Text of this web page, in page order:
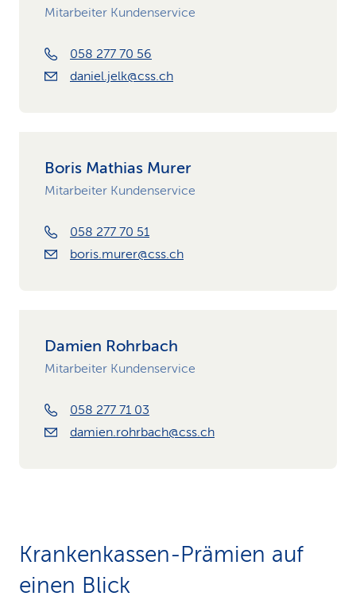
Mitarbeiter Kundenservice
058 277 70 56
daniel.jelk@css.ch
Boris Mathias Murer
Mitarbeiter Kundenservice
058 277 70 51
boris.murer@css.ch
Damien Rohrbach
Mitarbeiter Kundenservice
058 277 71 03
damien.rohrbach@css.ch
Krankenkassen-Prämien auf
einen Blick